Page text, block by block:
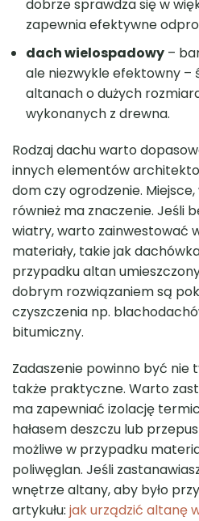
dobrze sprawdza się w
zapewnia efektywne
dach wielospadowy –
ale niezwykle efektowny –
altanach o dużych
wykonanych z drewna.
Rodzaj dachu warto
innych elementów
dom czy ogrodzenie.
również ma znaczenie. Jeśli
wiatry, warto zainwestować
materiały, takie jak
przypadku altan
dobrym rozwiązaniem są
czyszczenia np.
bitumiczny.
Zadaszenie powinno być nie
także praktyczne. Warto
ma zapewniać izolację
hałasem deszczu lub
możliwe w przypadku
poliwęglan. Jeśli
wnętrze altany, aby było
artykułu: jak urządzić altanę